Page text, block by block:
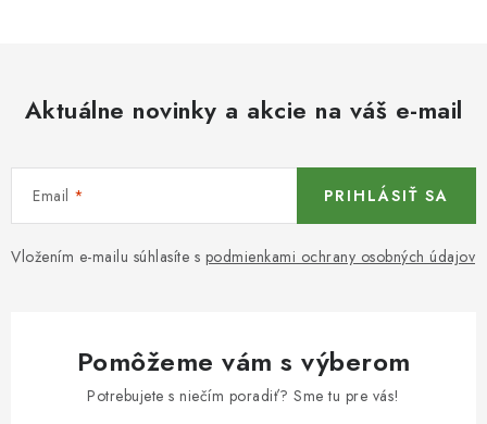
Aktuálne novinky a akcie na váš e-mail
Email
Vložením e-mailu súhlasíte s podmienkami ochrany osobných údajov
PRIHLÁSIŤ SA
Pomôžeme vám s výberom
Potrebujete s niečím poradiť? Sme tu pre vás!